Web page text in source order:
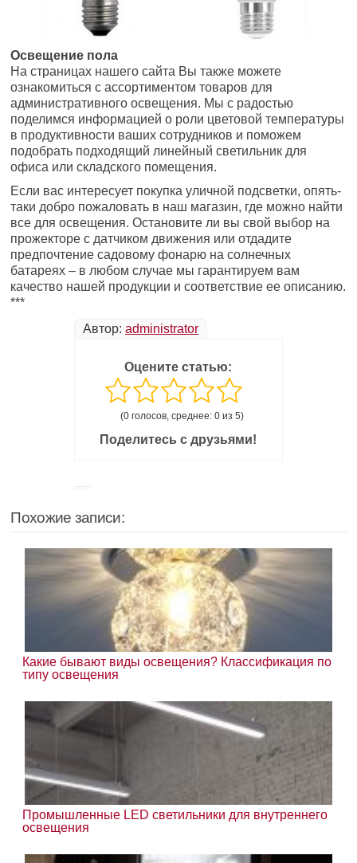
Освещение пола
На страницах нашего сайта Вы также можете
ознакомиться с ассортиментом товаров для
административного освещения. Мы с радостью
поделимся информацией о роли цветовой температуры
в продуктивности ваших сотрудников и поможем
подобрать подходящий линейный светильник для
офиса или складского помещения.
Если вас интересует покупка уличной подсветки, опять-
таки добро пожаловать в наш магазин, где можно найти
все для освещения. Остановите ли вы свой выбор на
прожекторе с датчиком движения или отдадите
предпочтение садовому фонарю на солнечных
батареях – в любом случае мы гарантируем вам
качество нашей продукции и соответствие ее описанию.
***
Автор: administrator
Оцените статью:
(0 голосов, среднее: 0 из 5)
Поделитесь с друзьями!
Похожие записи:
Какие бывают виды освещения? Классификация по
типу освещения
Промышленные LED светильники для внутреннего
освещения